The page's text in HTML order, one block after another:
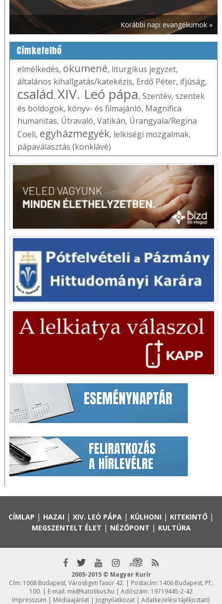
Korábbi napi evangéliumok »
Címkefelhő
elmélkedés, ökumené, liturgikus jegyzet,
általános kihallgatás/katekézis, Erdő Péter, ifjúság,
család, XIV. Leó pápa, Szentév, szentek
és boldogok, könyv- és filmajánló, Magnifica
humanitas, Útravaló, Vatikán, Úrangyala/Regina
Coeli, egyházmegyék, lelkiségi mozgalmak,
pápaválasztás (konklávé)
CÍMLAP | HAZAI | XIV. LEÓ PÁPA| KÜLHONI | KITEKINTŐ|
MEGSZENTELT ÉLET | NÉZŐPONT | KULTÚRA
2005-2015 © Magyar Kurír
Cím: 1068 Budapest, Városligeti fasor 42. | Postacím: 1406 Budapest, Pf.:
100. | E-mail: mk@katolikus.hu | Adószám: 19719445-2-42
Impresszum | Médiaajánlat | Jognyilatkozat | Adatkezelési tájékoztató